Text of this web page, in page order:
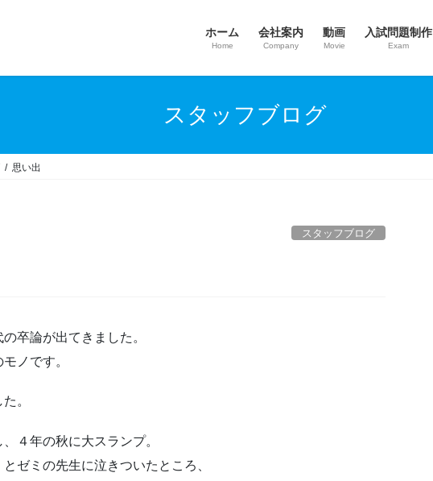
ホーム
Home
会社案内
Company
動画
Movie
入試問題制作
Exam
スタッフブログ
思い出
スタッフブログ
卒論が出てきました。
ノです。
。
４年の秋に大スランプ。
ゼミの先生に泣きついたところ、